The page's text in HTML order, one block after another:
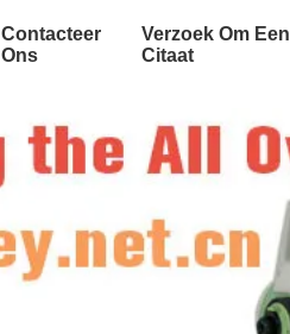
Contacteer
Ons
Verzoek Om Een
Citaat